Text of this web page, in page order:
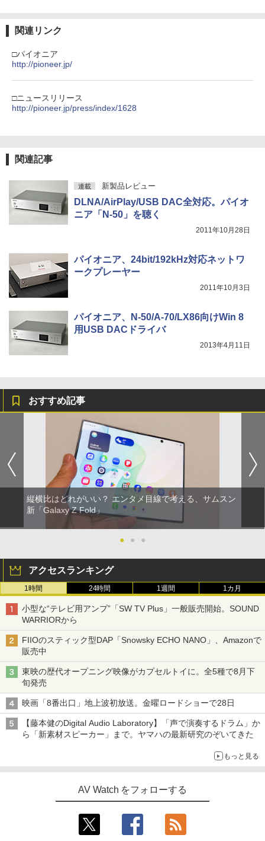
関連リンク
□パイオニア
http://pioneer.jp/
□ニュースリリース
http://pioneer.jp/press/index/1628
関連記事
連載 新製品レビュー
DLNA/AirPlay/USB DAC全対応。パイオ
ニア「N-50」を聴く
2011年10月28日
パイオニア、24bit/192kHz対応ネットワ
ークプレーヤー
2011年10月3日
パイオニア、N-50/A-70/LX86向けWin 8
用USB DACドライバ
2013年4月11日
おすすめ記事
縦横比はどれがいい？ エンタメ目線で考える、サムスン
新「Galaxy Z Fold」
● ● ●
アクセスランキング
1時間 24時間 1週間 1カ月
小型な“テレビ用アンプ”「SW TV Plus」一般販売開始。SOUND
WARRIORから
FIIOのスティック型DAP「Snowsky ECHO NANO」、Amazonで
販売中
東映の歴代オープニング映像がカプセルトイに。全5種で8月下
旬発売
映画「8番出口」地上波初放送。金曜ロードショーで28日
【藤本健のDigital Audio Laboratory】「声で演奏するドラム」か
ら「新素材スピーカー」まで。ヤマハの最新研究のぞいてきた
もっと見る
AV Watch をフォローする